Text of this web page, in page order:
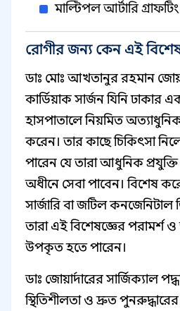
মাল্টিপল আর্টারি
রোগীর জন্য কেন এই
ডাঃ মোঃ আখতানুর রহমান
কার্ডিয়াক সার্জন যিনি ঢাকার
হাসপাতালে নিয়মিত অত্যাধুনিক
করেন। তার কাছে চিকিৎসা
পারেন যে তারা আধুনিক
অধীনে সেবা পাবেন। বিশেষ
সার্জারি বা জটিল কনজেনিটাল
তারা এই বিশেষজ্ঞের পরামর্শ
উপকৃত হতে পারেন।
ডাঃ জোয়ার্দারের সার্জিক্যাল
স্থিতিশীলতা ও দ্রুত